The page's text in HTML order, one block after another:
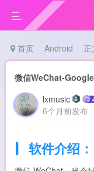
首页 Android 正
微信WeChat-
lxmusic
6个月前发布
软件介绍：